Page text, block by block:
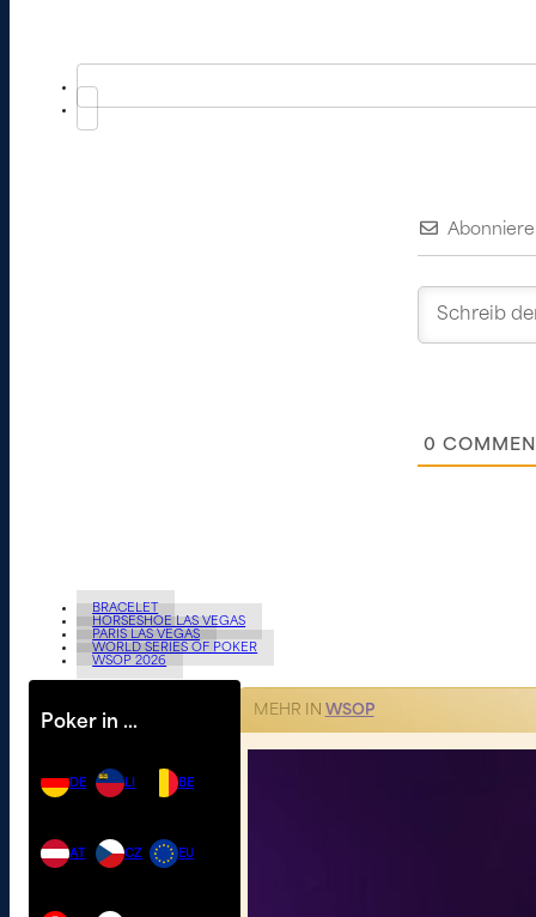
0
BRACELET
HORSESHOE LAS VEGAS
PARIS LAS VEGAS
WORLD SERIES OF POKER
WSOP 2026
Poker in …
DE
AT
LI
CZ
BE
EU
MEHR IN WSOP